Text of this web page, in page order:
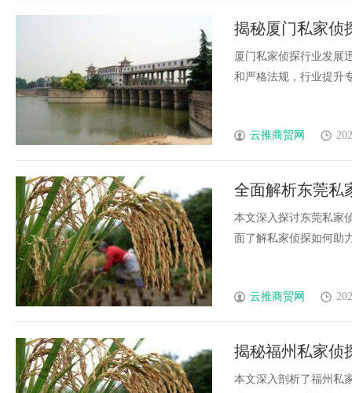
揭秘厦门私家侦
厦门私家侦探行业发展
和严格法规，行业提升
云推商贸网
全面解析东莞私
问题
本文深入探讨东莞私家
面了解私家侦探如何助
云推商贸网
揭秘福州私家侦
本文深入剖析了福州私